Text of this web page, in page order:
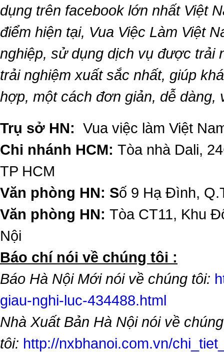
dụng trên facebook lớn nhất Việt
điểm hiện tại, Vua Việc Làm Việt
nghiệp, sử dụng dịch vụ được trải
trải nghiệm xuất sắc nhất, giúp
hợp, một cách đơn giản, dễ dàng,
Trụ sở HN: Vua việc làm Việt
Chi nhánh HCM: Tòa nhà Dali,
TP HCM
Văn phòng HN: Số 9 Hạ Đình,
Văn phòng HN: Tòa CT11, Khu
Nội
​Báo chí nói về chúng tôi :
Báo Hà Nội Mới nói về chúng tôi:
giau-nghi-luc-434488.html
Nhà Xuất Bản Hà Nội nói về chúng
tôi: http://nxbhanoi.com.vn/